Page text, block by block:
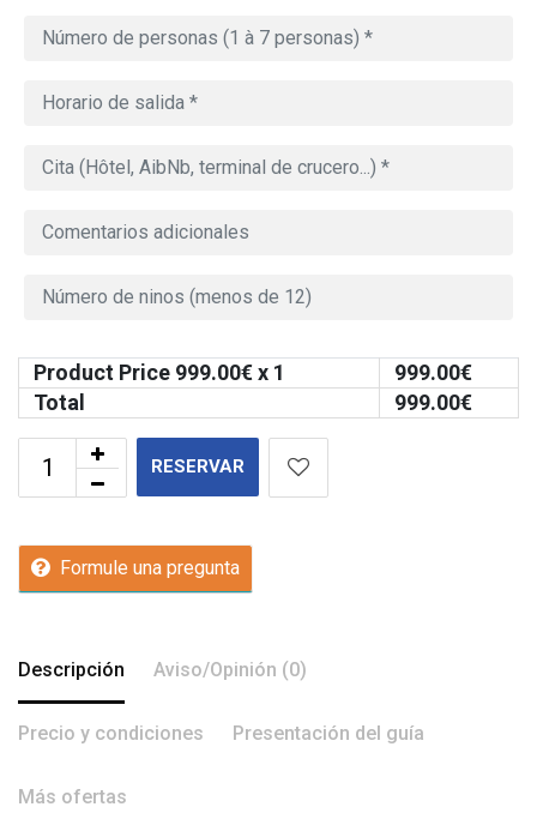
Product Price 999.00€ x 1 999.00€
Total
999.00€
RESERVAR
Formule una pregunta
Descripción Aviso/Opinión (0)
Precio y condiciones Presentación del guía
Más ofertas